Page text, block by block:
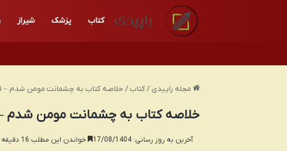
کتاب پزشک شیراز
مجله راپیدی / کتاب / خلاصه کتاب به چشمانت مومن شدم –
خلاصه کتاب به چشمانت مومن شدم –
آخرین به روز رسانی: 17/08/1404 خواندن این مطلب 16 دقیقه زمان میبرد